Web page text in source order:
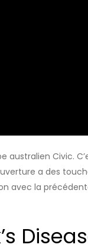
australien Civic.
a des
avec la